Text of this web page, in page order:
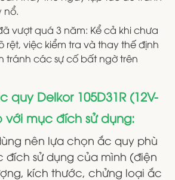
nổ.
vượt quá 3 năm: Kể cả khi chưa
rệt, việc kiểm tra và thay thế định
tránh các sự cố bất ngờ trên
quy Delkor 105D31R (12V-
với mục đích sử dụng:
nên lựa chọn ắc quy phù
đích sử dụng của mình (điện
kích thước, chửng loại ắc